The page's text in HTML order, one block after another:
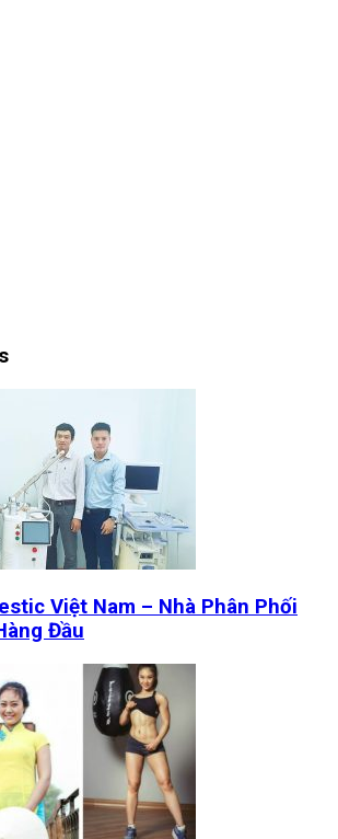
Việt Nam – Nhà Phân Phối
Đầu